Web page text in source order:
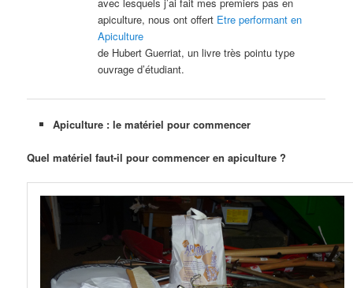
apiculture, nous ont offert Etre performant en
Apiculture
de Hubert Guerriat, un livre très pointu type
ouvrage d’étudiant.
Apiculture : le matériel pour commencer
Quel matériel faut-il pour commencer en apiculture ?